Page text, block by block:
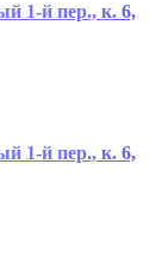
1-й пер., к. 6,
1-й пер., к. 6,